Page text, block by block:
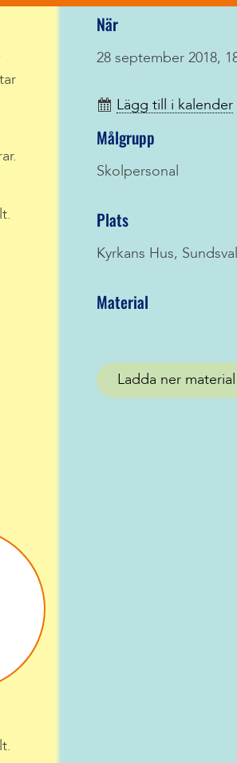
När
28 september 2018,
Lägg till i kalender
Målgrupp
Skolpersonal
Plats
Kyrkans Hus, Sundsvall
Material
Ladda ner